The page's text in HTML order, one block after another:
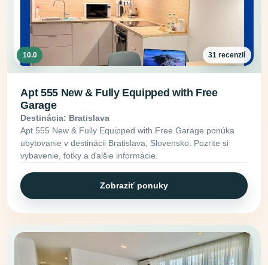
10.0 31 recenzií
Apt 555 New & Fully Equipped with Free
Garage
Destinácia: Bratislava
Apt 555 New & Fully Equipped with Free Garage ponúka
ubytovanie v destinácii Bratislava, Slovensko. Pozrite si
vybavenie, fotky a ďalšie informácie.
Zobraziť ponuky